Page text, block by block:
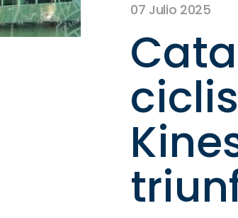
07 Julio 2025